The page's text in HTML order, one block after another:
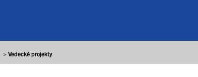
> Vedecké projekty